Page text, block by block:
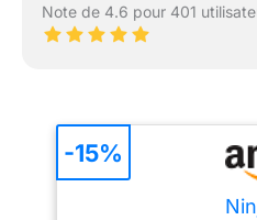
Note de 4.6 pour 401
-15%